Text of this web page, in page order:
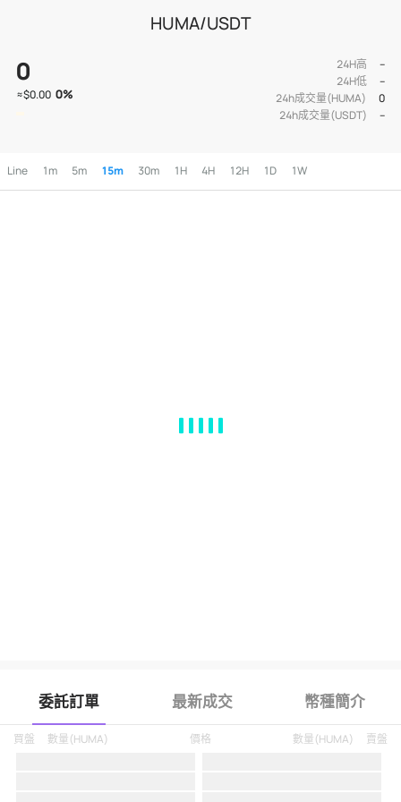
HUMA/USDT
0
≈$0.00 0%
24H高
--
24H低
--
24h成交量(HUMA)
0
24h成交量(USDT)
--
Line 1m 5m 15m 30m 1H 4H 12H 1D 1W
委託訂單 最新成交 幣種簡介
買盤 數量(HUMA) 價格 賣盤
數量(HUMA)